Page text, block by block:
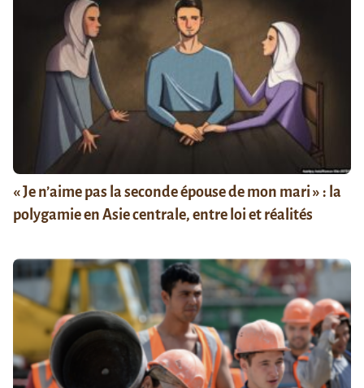
« Je n’aime pas la seconde épouse de mon mari » : la
polygamie en Asie centrale, entre loi et réalités